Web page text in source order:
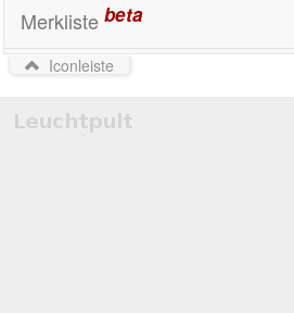
Merkliste beta
Iconleiste